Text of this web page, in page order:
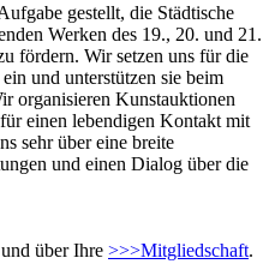
gestellt, die Städtische
Werken des 19., 20. und 21.
fördern. Wir setzen uns für die
und unterstützen sie beim
organisieren Kunstauktionen
einen lebendigen Kontakt mit
sehr über eine breite
und einen Dialog über die
über Ihre >>>Mitgliedschaft.